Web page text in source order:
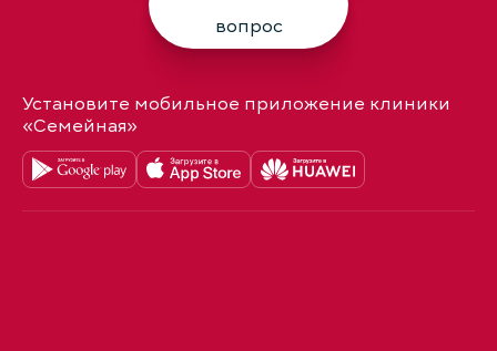
вопрос
Установите мобильное приложение клиники
«Семейная»